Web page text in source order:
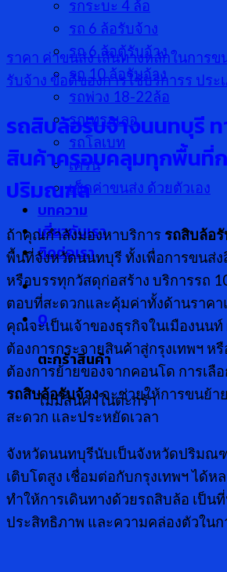
รกระบะ 4 ล้อ
รถ 6 ล้อรับจ้าง
รถ 6 ล้อตู้รับจ้าง
รถ 10 ล้อรับจ้าง
รถพ่วง 18-22ล้อ
รถเทรลเลอ
รถโลเบท
เครน
เช็คค่าขนส่ง ด้วยตัวเอง
บทความ
เกี่ยวกับเรา
ติดต่อเรา
0
ตะกร้าสินค้า
ไม่มีสินค้าในตะกร้า
ราคา ค่าขนส่งเส้นทางหลักในการข
รับจ้าง ข้อดีของการใช้บริการร ประ
รถสิบล้อรับจ้างนนทบุรี
สินค้าครอบคลุมทุกพื้นที่
ปริมณฑล
ถ้าคุณกำลังมองหาบริการ รถสิบล้อรั
พื้นที่จังหวัดนนทบุรี ทั้งเพื่อการขนส่ง
หรือบรรทุกวัสดุก่อสร้าง บริการรถ
ตอบที่สะดวกและคุ้มค่าทั้งด้านราค
คุณจะเป็นเจ้าของธุรกิจในเมืองนน
ต้องการกระจายสินค้าสู่กรุงเทพฯ ห
ต้องการย้ายของจากคอนโด การเลื
รถสิบล้อรับจ้างจะช่วยให้การขนย้า
สะดวก และประหยัดเวลา
จังหวัดนนทบุรีนับเป็นจังหวัดปริมณ
เติบโตสูง เชื่อมต่อกับกรุงเทพฯ ได้ห
ทำให้การเดินทางด้วยรถสิบล้อ เป็น
ประสิทธิภาพ และความคล่องตัวในก